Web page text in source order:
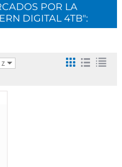
POR LA
DIGITAL 4TB":